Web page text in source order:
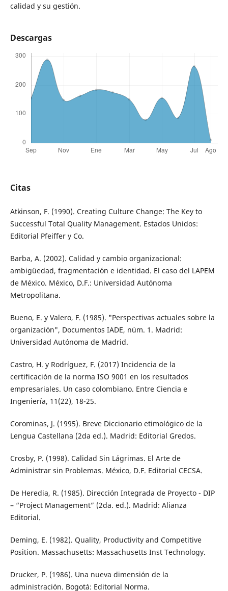
calidad y su gestión.
Descargas
Citas
Atkinson, F. (1990). Creating Culture Change: The Key to
Successful Total Quality Management. Estados Unidos:
Editorial Pfeiffer y Co.
Barba, A. (2002). Calidad y cambio organizacional:
ambigüedad, fragmentación e identidad. El caso del LAPEM
de México. México, D.F.: Universidad Autónoma
Metropolitana.
Bueno, E. y Valero, F. (1985). "Perspectivas actuales sobre la
organización", Documentos IADE, núm. 1. Madrid:
Universidad Autónoma de Madrid.
Castro, H. y Rodríguez, F. (2017) Incidencia de la
certificación de la norma ISO 9001 en los resultados
empresariales. Un caso colombiano. Entre Ciencia e
Ingeniería, 11(22), 18-25.
Corominas, J. (1995). Breve Diccionario etimológico de la
Lengua Castellana (2da ed.). Madrid: Editorial Gredos.
Crosby, P. (1998). Calidad Sin Lágrimas. El Arte de
Administrar sin Problemas. México, D.F. Editorial CECSA.
De Heredia, R. (1985). Dirección Integrada de Proyecto - DIP
– “Project Management” (2da. ed.). Madrid: Alianza
Editorial.
Deming, E. (1982). Quality, Productivity and Competitive
Position. Massachusetts: Massachusetts Inst Technology.
Drucker, P. (1986). Una nueva dimensión de la
administración. Bogotá: Editorial Norma.